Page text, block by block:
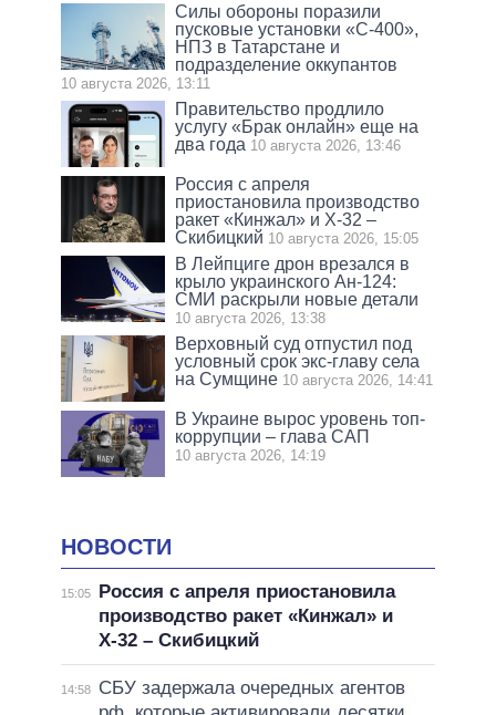
Силы обороны поразили
пусковые установки «С-400»,
НПЗ в Татарстане и
подразделение оккупантов
10 августа 2026, 13:11
Правительство продлило
услугу «Брак онлайн» еще на
два года 10 августа 2026, 13:46
Россия с апреля
приостановила производство
ракет «Кинжал» и Х-32 –
Скибицкий 10 августа 2026, 15:05
В Лейпциге дрон врезался в
крыло украинского Ан-124:
СМИ раскрыли новые детали
10 августа 2026, 13:38
Верховный суд отпустил под
условный срок экс-главу села
на Сумщине 10 августа 2026, 14:41
В Украине вырос уровень топ-
коррупции – глава САП
10 августа 2026, 14:19
НОВОСТИ
15:05
Россия с апреля приостановила
производство ракет «Кинжал» и
Х-32 – Скибицкий
14:58
СБУ задержала очередных агентов